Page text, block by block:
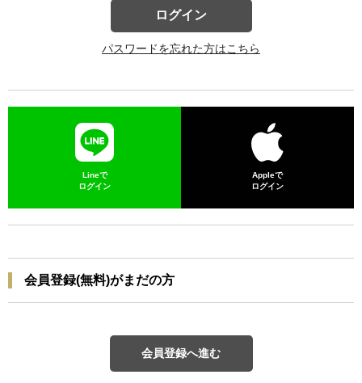
ログイン
パスワードを忘れた方はこちら
Lineで
ログイン
Appleで
ログイン
会員登録(無料)がまだの方
会員登録へ進む